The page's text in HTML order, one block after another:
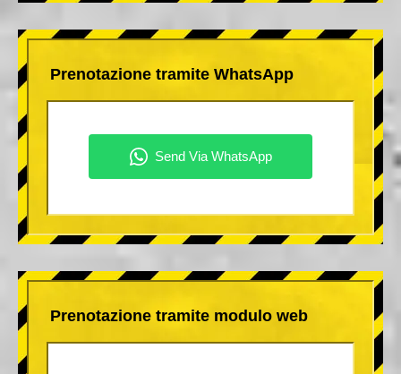
Prenotazione tramite WhatsApp
Prenotazione tramite modulo web